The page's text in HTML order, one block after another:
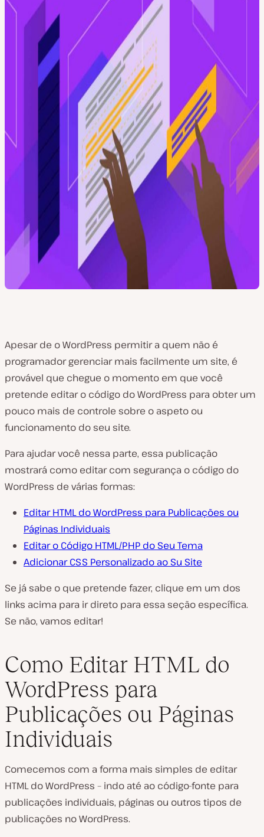
Apesar de o WordPress permitir a quem não é
programador gerenciar mais facilmente um site, é
provável que chegue o momento em que você
pretende editar o código do WordPress para obter um
pouco mais de controle sobre o aspeto ou
funcionamento do seu site.
Para ajudar você nessa parte, essa publicação
mostrará como editar com segurança o código do
WordPress de várias formas:
Editar HTML do WordPress para Publicações ou
Páginas Individuais
Editar o Código HTML/PHP do Seu Tema
Adicionar CSS Personalizado ao Su Site
Se já sabe o que pretende fazer, clique em um dos
links acima para ir direto para essa seção específica.
Se não, vamos editar!
Como Editar HTML do
WordPress para
Publicações ou Páginas
Individuais
Comecemos com a forma mais simples de editar
HTML do WordPress – indo até ao código-fonte para
publicações individuais, páginas ou outros tipos de
publicações no WordPress.